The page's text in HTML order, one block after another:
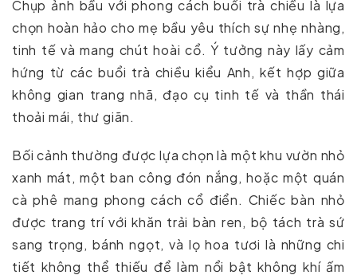
Chụp ảnh bầu với phong cách buổi trà chiều là lựa
chọn hoàn hảo cho mẹ bầu yêu thích sự nhẹ nhàng,
tinh tế và mang chút hoài cổ. Ý tưởng này lấy cảm
hứng từ các buổi trà chiều kiểu Anh, kết hợp giữa
không gian trang nhã, đạo cụ tinh tế và thần thái
thoải mái, thư giãn.
Bối cảnh thường được lựa chọn là một khu vườn nhỏ
xanh mát, một ban công đón nắng, hoặc một quán
cà phê mang phong cách cổ điển. Chiếc bàn nhỏ
được trang trí với khăn trải bàn ren, bộ tách trà sứ
sang trọng, bánh ngọt, và lọ hoa tươi là những chi
tiết không thể thiếu để làm nổi bật không khí ấm